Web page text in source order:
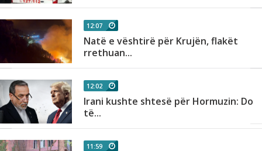
12:07
Natë e vështirë për Krujën, flakët
rrethuan...
12:02
Irani kushte shtesë për Hormuzin: Do
të...
11:59